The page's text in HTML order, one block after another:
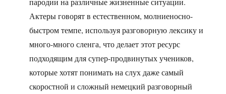
Актеры говорят в естественном, молниеносно-
быстром темпе, используя разговорную лексику и
много-много сленга, что делает этот ресурс
подходящим для супер-продвинутых учеников,
которые хотят понимать на слух даже самый
скоростной и сложный немецкий разговорный